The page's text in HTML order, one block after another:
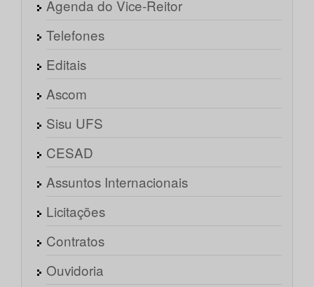
Agenda do Vice-Reitor
Telefones
Editais
Ascom
Sisu UFS
CESAD
Assuntos Internacionais
Licitações
Contratos
Ouvidoria